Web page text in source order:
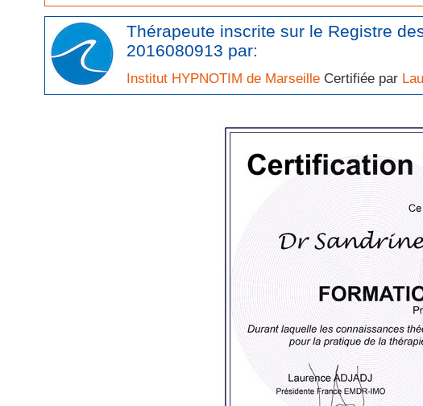
Thérapeute inscrite sur le Registre
2016080913 par:
Institut HYPNOTIM de Marseille Certifiée par